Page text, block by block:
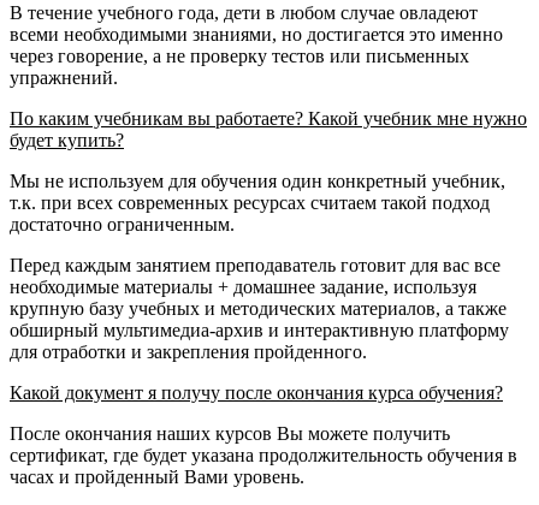
В течение учебного года, дети в любом случае овладеют
всеми необходимыми знаниями, но достигается это именно
через говорение, а не проверку тестов или письменных
упражнений.
По каким учебникам вы работаете? Какой учебник мне нужно
будет купить?
Мы не используем для обучения один конкретный учебник,
т.к. при всех современных ресурсах считаем такой подход
достаточно ограниченным.
Перед каждым занятием преподаватель готовит для вас все
необходимые материалы + домашнее задание, используя
крупную базу учебных и методических материалов, а также
обширный мультимедиа-архив и интерактивную платформу
для отработки и закрепления пройденного.
Какой документ я получу после окончания курса обучения?
После окончания наших курсов Вы можете получить
сертификат, где будет указана продолжительность обучения в
часах и пройденный Вами уровень.